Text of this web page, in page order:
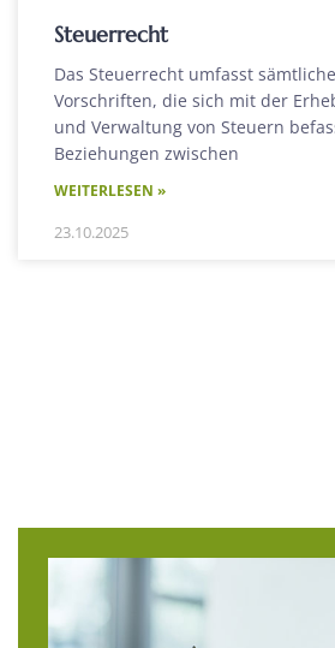
Steuerrecht
Das Steuerrecht umfasst
Vorschriften, die sich mit der
und Verwaltung von Steuern
Beziehungen zwischen
WEITERLESEN »
23.10.2025